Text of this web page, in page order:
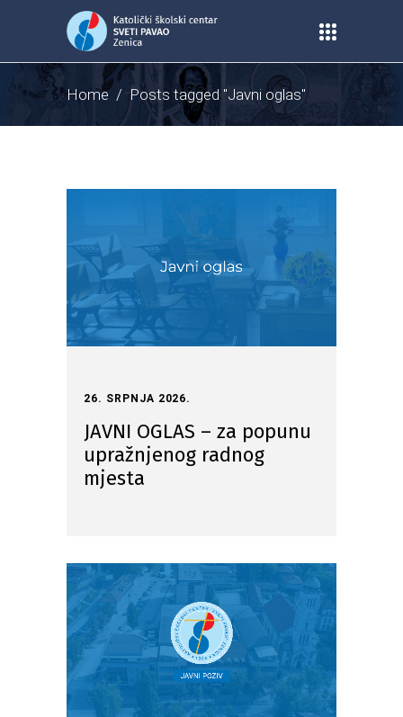
Home/Posts tagged "Javni oglas"
26. SRPNJA 2026.
JAVNI OGLAS – za popunu
upražnjenog radnog
mjesta